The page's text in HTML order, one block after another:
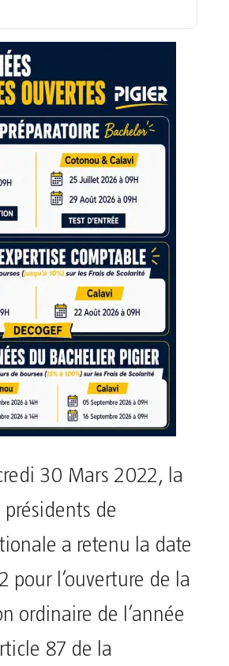
30 Mars 2022, la
de
a retenu la date
pour l’ouverture de la
ordinaire de l’année
87 de la